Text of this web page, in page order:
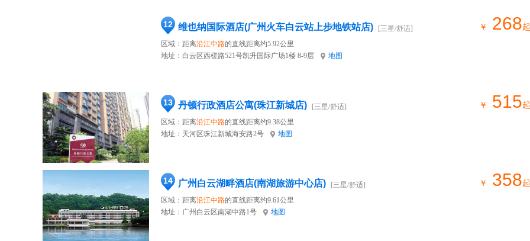
12 维也纳国际酒店(广州火车白云站上步地铁站店)
[三星/舒适]
区域：距离沿江中路的直线距离约5.92公里
地址： 白云区西槎路521号凯升国际广场1楼 8-9层 地图
￥ 268起
13 丹顿行政酒店公寓(珠江新城店)
[三星/舒适]
区域：距离沿江中路的直线距离约9.38公里
地址： 天河区珠江新城海安路2号 地图
￥ 515起
14 广州白云湖畔酒店(南湖旅游中心店)
[三星/舒适]
区域：距离沿江中路的直线距离约9.61公里
地址： 广州白云区南湖中路1号 地图
￥ 358起